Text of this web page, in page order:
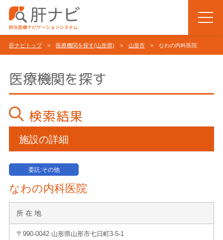
肝ナビトップ> 医療機関を探す(山形県) > 山形市 > なわの内科医院
医療機関を探す
検索結果
施設の詳細
委託:その他
なわの内科医院
所 在 地
〒990-0042 山形県山形市七日町3-5-1